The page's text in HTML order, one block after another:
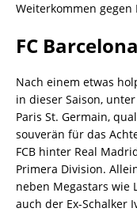
Weiterkommen
FC Barcelona
Nach einem etwas
in dieser Saison,
Paris St. Germain,
souverän für das
FCB hinter Real
Primera Division.
neben Megastars wie
auch der Ex-Schalker